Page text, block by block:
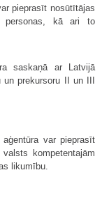
pieprasīt nosūtītājas
personas, kā ari to
saskaņā ar Latvijā
un prekursoru II un III
var pieprasīt
kompetentajām
likumību.